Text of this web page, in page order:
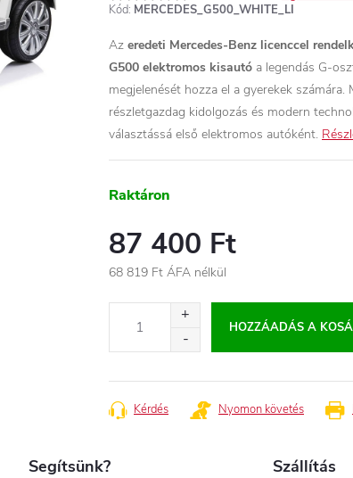
Kód: MERCEDES_G500_WHITE_LI
Az eredeti Mercedes-Benz licenccel
G500 elektromos kisautó a legendás G-
megjelenését hozza el a gyerekek számára.
részletgazdag kidolgozás és modern
választássá első elektromos autóként.
Raktáron
87 400 Ft
68 819 Ft ÁFA nélkül
HOZZÁADÁS A
Kérdés Nyomon követés
Segítsünk? Szállítás